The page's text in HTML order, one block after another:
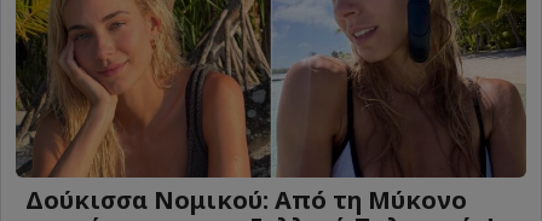
Δούκισσα Νομικού: Από τη Μύκονο